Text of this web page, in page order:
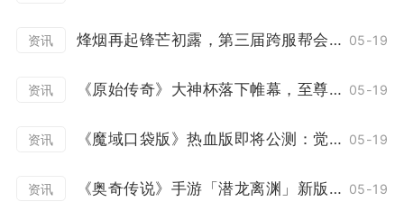
资讯 烽烟再起锋芒初露，第三届跨服帮会联赛正式打响！ 05-19
资讯 《原始传奇》大神杯落下帷幕，至尊战队上演百战不灭！ 05-19
资讯 《魔域口袋版》热血版即将公测：觉醒突破赛事升级 欧皇大奖等你来领！ 05-19
资讯 《奥奇传说》手游「潜龙离渊」新版本12月23日开启 05-19